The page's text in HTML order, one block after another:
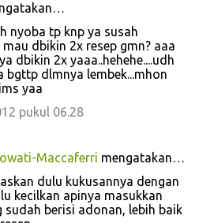
nyoba tp knp ya susah
dbikin 2x resep gmn? aaa
dbikin 2x yaaa..hehehe....udh
bgttp dlmnya lembek...mhon
yaa
pukul 06.28
Maccaferri mengatakan…
dulu kukusannya dengan
kecilkan apinya masukkan
sudah berisi adonan, lebih baik